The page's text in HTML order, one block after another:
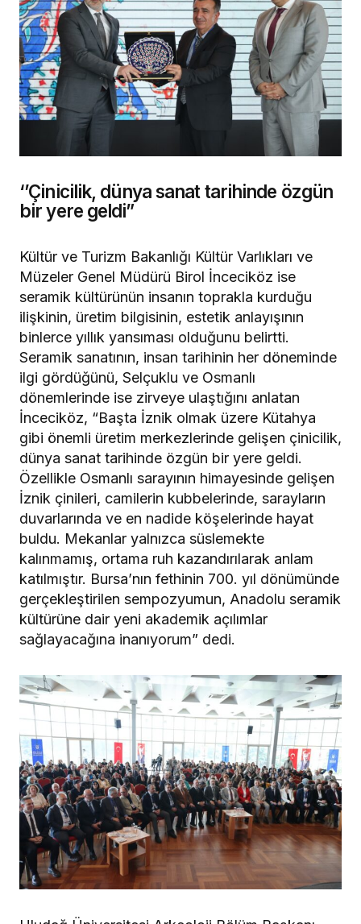
‘’Çinicilik, dünya sanat tarihinde özgün
bir yere geldi”
Kültür ve Turizm Bakanlığı Kültür Varlıkları ve
Müzeler Genel Müdürü Birol İnceciköz ise
seramik kültürünün insanın toprakla kurduğu
ilişkinin, üretim bilgisinin, estetik anlayışının
binlerce yıllık yansıması olduğunu belirtti.
Seramik sanatının, insan tarihinin her döneminde
ilgi gördüğünü, Selçuklu ve Osmanlı
dönemlerinde ise zirveye ulaştığını anlatan
İnceciköz, “Başta İznik olmak üzere Kütahya
gibi önemli üretim merkezlerinde gelişen çinicilik,
dünya sanat tarihinde özgün bir yere geldi.
Özellikle Osmanlı sarayının himayesinde gelişen
İznik çinileri, camilerin kubbelerinde, sarayların
duvarlarında ve en nadide köşelerinde hayat
buldu. Mekanlar yalnızca süslemekte
kalınmamış, ortama ruh kazandırılarak anlam
katılmıştır. Bursa’nın fethinin 700. yıl dönümünde
gerçekleştirilen sempozyumun, Anadolu seramik
kültürüne dair yeni akademik açılımlar
sağlayacağına inanıyorum” dedi.